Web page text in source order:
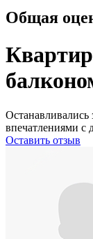
Общая
Останавливались
впечатлениями с
Оставить отзыв